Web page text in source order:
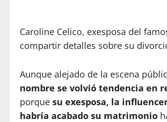
Caroline Celico, exesposa del
compartir detalles sobre su
Aunque alejado de la escena
nombre se volvió tendencia en
porque su exesposa, la
habría acabado su matrimonio